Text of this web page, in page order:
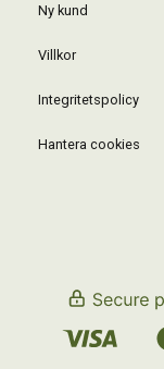
Ny kund
Villkor
Integritetspolicy
Hantera cookies